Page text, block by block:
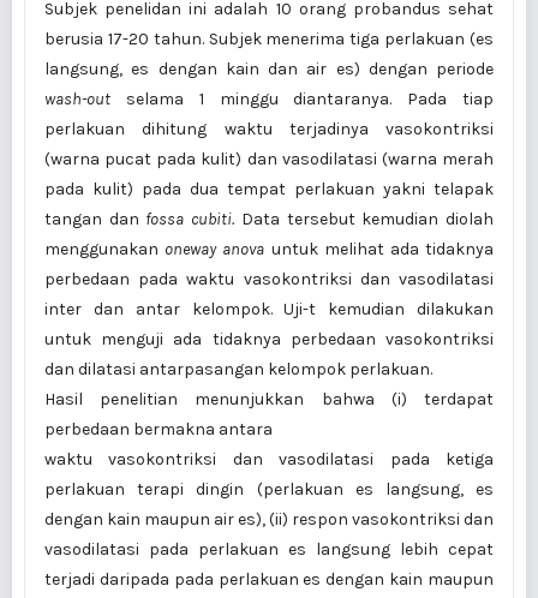
Subjek penelidan ini adalah 10 orang probandus sehat
berusia 17-20 tahun. Subjek menerima tiga perlakuan (es
langsung, es dengan kain dan air es) dengan periode
wash-out selama 1 minggu diantaranya. Pada tiap
perlakuan dihitung waktu terjadinya vasokontriksi
(warna pucat pada kulit) dan vasodilatasi (warna merah
pada kulit) pada dua tempat perlakuan yakni telapak
tangan dan fossa cubiti. Data tersebut kemudian diolah
menggunakan oneway anova untuk melihat ada tidaknya
perbedaan pada waktu vasokontriksi dan vasodilatasi
inter dan antar kelompok. Uji-t kemudian dilakukan
untuk menguji ada tidaknya perbedaan vasokontriksi
dan dilatasi antarpasangan kelompok perlakuan.
Hasil penelitian menunjukkan bahwa (i) terdapat
perbedaan bermakna antara
waktu vasokontriksi dan vasodilatasi pada ketiga
perlakuan terapi dingin (perlakuan es langsung, es
dengan kain maupun air es), (ii) respon vasokontriksi dan
vasodilatasi pada perlakuan es langsung lebih cepat
terjadi daripada pada perlakuan es dengan kain maupun